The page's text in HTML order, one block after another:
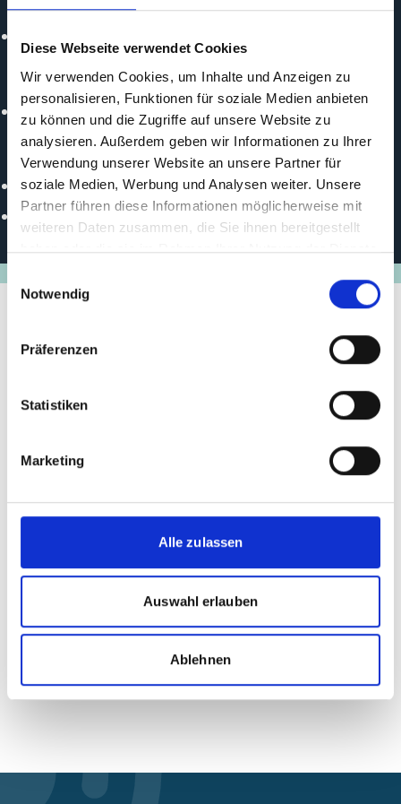
Diese Webseite verwendet Cookies
Wir verwenden Cookies, um Inhalte und Anzeigen zu
personalisieren, Funktionen für soziale Medien anbieten
zu können und die Zugriffe auf unsere Website zu
analysieren. Außerdem geben wir Informationen zu Ihrer
Verwendung unserer Website an unsere Partner für
soziale Medien, Werbung und Analysen weiter. Unsere
Partner führen diese Informationen möglicherweise mit
weiteren Daten zusammen, die Sie ihnen bereitgestellt
haben oder die sie im Rahmen Ihrer Nutzung der Dienste
Notwendig
Präferenzen
Statistiken
Marketing
Alle zulassen
Auswahl erlauben
Ablehnen
Durchführungspartner
ISG erfasst keine implem. Partner
Online
https://www.hshc-kenya.or.ke/
https://iki-small-grants.de/project_id/W_KEN_50331
Stand der
Umsetzungsstand finden Sie auf der Internetseite der
IKI-Small-Grants:
Letzte Aktualisierung:
https://www.international-climate-
initiative.com/PROJECT2357